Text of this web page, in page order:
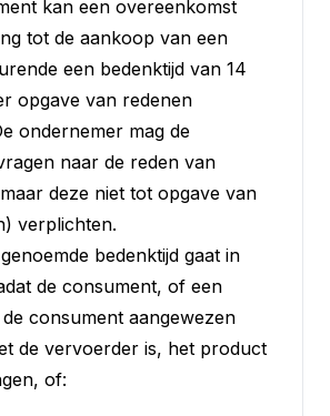
kan een overeenkomst
tot de aankoop van een
een bedenktijd van 14
opgave van redenen
ondernemer mag de
naar de reden van
deze niet tot opgave van
verplichten.
bedenktijd gaat in
de consument, of een
consument aangewezen
de vervoerder is, het product
of: